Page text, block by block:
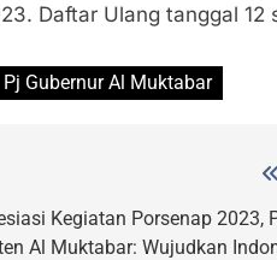
Daftar Ulang tanggal 12
Pj Gubernur Al Muktabar
Kegiatan Porsenap 2023,
Al Muktabar: Wujudkan